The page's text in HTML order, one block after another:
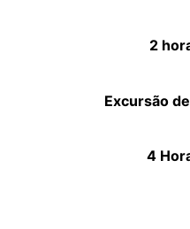
2
Excursão
4